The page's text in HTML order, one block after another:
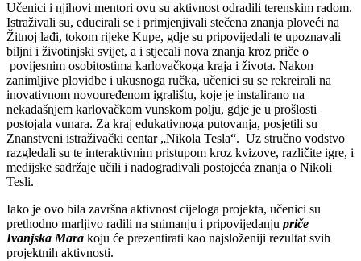
Učenici i njihovi mentori ovu su aktivnost odradili terenskim radom.
Istraživali su, educirali se i primjenjivali stečena znanja ploveći na
Žitnoj lađi, tokom rijeke Kupe, gdje su pripovijedali te upoznavali
biljni i životinjski svijet, a i stjecali nova znanja kroz priče o
povijesnim osobitostima karlovačkoga kraja i života. Nakon
zanimljive plovidbe i ukusnoga ručka, učenici su se rekreirali na
inovativnom novouređenom igralištu, koje je instalirano na
nekadašnjem karlovačkom vunskom polju, gdje je u prošlosti
postojala vunara. Za kraj edukativnoga putovanja, posjetili su
Znanstveni istraživački centar „Nikola Tesla“. Uz stručno vodstvo
razgledali su te interaktivnim pristupom kroz kvizove, različite igre, i
medijske sadržaje učili i nadograđivali postojeća znanja o Nikoli
Tesli.
Iako je ovo bila završna aktivnost cijeloga projekta, učenici su
prethodno marljivo radili na snimanju i pripovijedanju priče
Ivanjska Mara koju će prezentirati kao najsloženiji rezultat svih
projektnih aktivnosti.